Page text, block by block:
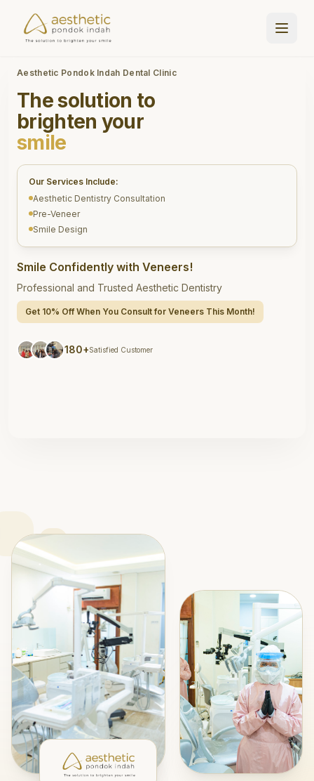
Aesthetic Pondok Indah Dental Clinic
The solution to
brighten your
smile
Our Services Include:
Aesthetic Dentistry Consultation
Pre-Veneer
Smile Design
Smile Confidently with Veneers!
Professional and Trusted Aesthetic Dentistry
Get 10% Off When You Consult for Veneers This Month!
180+Satisfied Customer